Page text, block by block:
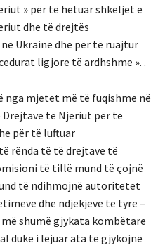
» për të hetuar shkeljet e
dhe të drejtës
Ukrainë dhe për të ruajtur
ligjore të ardhshme ». .
mjetet më të fuqishme në
të Njeriut për të
për të luftuar
rënda të të drejtave të
të tillë mund të çojnë
të ndihmojnë autoritetet
dhe ndjekjeve të tyre –
shumë gjykata kombëtare
duke i lejuar ata të gjykojnë